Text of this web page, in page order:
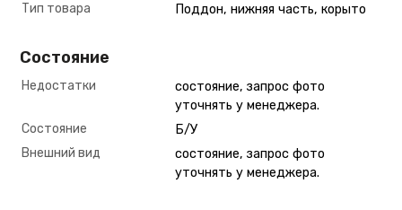
Тип товара
Поддон, нижняя часть, корыто
Состояние
Недостатки
состояние, запрос фото
уточнять у менеджера.
Состояние
Б/У
Внешний вид
состояние, запрос фото
уточнять у менеджера.